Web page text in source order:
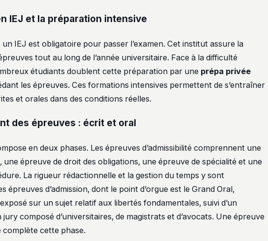
IEJ et la préparation intensive
un IEJ est obligatoire pour passer l’examen. Cet institut assure la
tout au long de l’année universitaire. Face à la difficulté
étudiants doublent cette préparation par une prépa privée
les épreuves. Ces formations intensives permettent de s’entraîner
et orales dans des conditions réelles.
des épreuves : écrit et oral
en deux phases. Les épreuves d’admissibilité comprennent une
une épreuve de droit des obligations, une épreuve de spécialité et une
La rigueur rédactionnelle et la gestion du temps y sont
épreuves d’admission, dont le point d’orgue est le Grand Oral,
sur un sujet relatif aux libertés fondamentales, suivi d’un
composé d’universitaires, de magistrats et d’avocats. Une épreuve
complète cette phase.